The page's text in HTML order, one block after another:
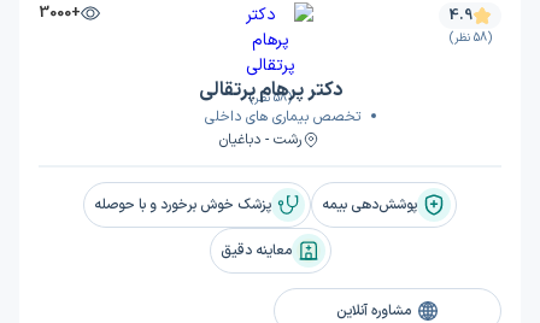
(58 نظر)
+3000 4.9
(58 نظر)
دکتر پرهام پرتقالی
تخصص بیماری های داخلی
رشت - دباغیان
پوشش‌دهی بیمه پزشک خوش برخورد و با حوصله
معاینه دقیق
مشاوره آنلاین